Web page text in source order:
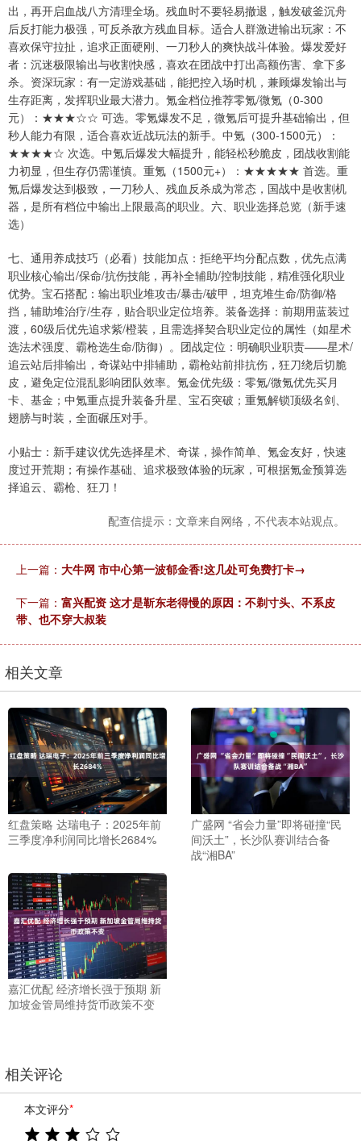
出，再开启血战八方清理全场。残血时不要轻易撤退，触发破釜沉舟
后反打能力极强，可反杀敌方残血目标。适合人群激进输出玩家：不
喜欢保守拉扯，追求正面硬刚、一刀秒人的爽快战斗体验。爆发爱好
者：沉迷极限输出与收割快感，喜欢在团战中打出高额伤害、拿下多
杀。资深玩家：有一定游戏基础，能把控入场时机，兼顾爆发输出与
生存距离，发挥职业最大潜力。氪金档位推荐零氪/微氪（0-300
元）：★★★☆☆ 可选。零氪爆发不足，微氪后可提升基础输出，但
秒人能力有限，适合喜欢近战玩法的新手。中氪（300-1500元）：
★★★★☆ 次选。中氪后爆发大幅提升，能轻松秒脆皮，团战收割能
力初显，但生存仍需谨慎。重氪（1500元+）：★★★★★ 首选。重
氪后爆发达到极致，一刀秒人、残血反杀成为常态，国战中是收割机
器，是所有档位中输出上限最高的职业。六、职业选择总览（新手速
选）
七、通用养成技巧（必看）技能加点：拒绝平均分配点数，优先点满
职业核心输出/保命/抗伤技能，再补全辅助/控制技能，精准强化职业
优势。宝石搭配：输出职业堆攻击/暴击/破甲，坦克堆生命/防御/格
挡，辅助堆治疗/生存，贴合职业定位培养。装备选择：前期用蓝装过
渡，60级后优先追求紫/橙装，且需选择契合职业定位的属性（如星术
选法术强度、霸枪选生命/防御）。团战定位：明确职业职责——星术/
追云站后排输出，奇谋站中排辅助，霸枪站前排抗伤，狂刀绕后切脆
皮，避免定位混乱影响团队效率。氪金优先级：零氪/微氪优先买月
卡、基金；中氪重点提升装备升星、宝石突破；重氪解锁顶级名剑、
翅膀与时装，全面碾压对手。
小贴士：新手建议优先选择星术、奇谋，操作简单、氪金友好，快速
度过开荒期；有操作基础、追求极致体验的玩家，可根据氪金预算选
择追云、霸枪、狂刀！
配查信提示：文章来自网络，不代表本站观点。
上一篇： 大牛网 市中心第一波郁金香!这几处可免费打卡→
下一篇： 富兴配资 这才是靳东老得慢的原因：不剃寸头、不系皮
带、也不穿大叔装
相关文章
红盘策略 达瑞电子：2025年前
三季度净利润同比增长2684%
广盛网 “省会力量”即将碰撞“民
间沃土”，长沙队赛训结合备
战“湘BA”
嘉汇优配 经济增长强于预期 新
加坡金管局维持货币政策不变
相关评论
本文评分*